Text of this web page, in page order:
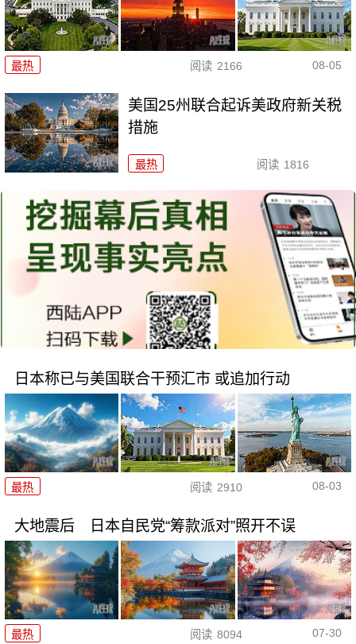
最热 阅读 2166 08-05
美国25州联合起诉美政府新关税
措施
最热 阅读 1816
日本称已与美国联合干预汇市 或追加行动
最热 阅读 2910 08-03
大地震后 日本自民党“筹款派对”照开不误
最热 阅读 8094 07-30